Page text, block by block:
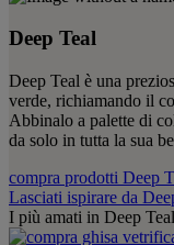
Deep Teal
Deep Teal è una
verde, richiamando il
Abbinalo a palette di
da solo in tutta la sua
compra prodotti Deep
Lasciati ispirare da
I più amati in Deep Teal